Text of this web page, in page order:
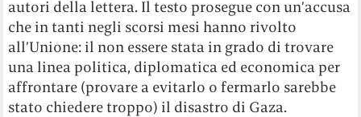
autori della lettera. Il testo prosegue con un’accusa
che in tanti negli scorsi mesi hanno rivolto
all’Unione: il non essere stata in grado di trovare
una linea politica, diplomatica ed economica per
affrontare (provare a evitarlo o fermarlo sarebbe
stato chiedere troppo) il disastro di Gaza.